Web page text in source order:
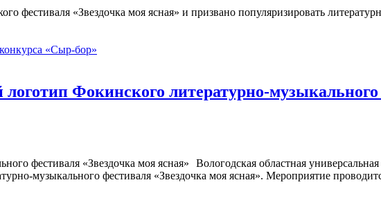
фестиваля «Звездочка моя ясная» и призвано популяризировать
«Сыр-бор»
Фокинского литературно-
Вологодская областная
музыкального фестиваля «Звездочка моя ясная». Мероприятие